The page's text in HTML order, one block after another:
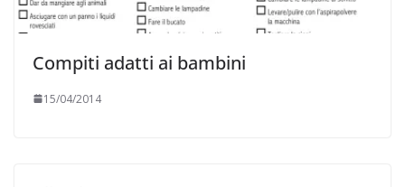
Compiti adatti ai bambini
15/04/2014